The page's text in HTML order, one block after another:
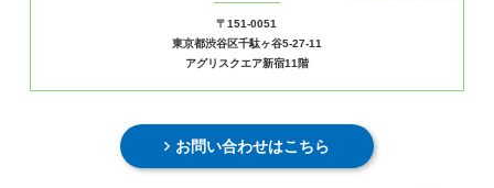
〒151-0051
東京都渋谷区千駄ヶ谷5-27-11
アグリスクエア新宿11階
お問い合わせはこちら